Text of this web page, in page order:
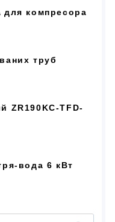
для компресора
труб
ZR190KC-TFD-
вода 6 кВт